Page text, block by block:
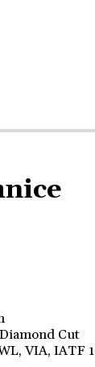
Cut
VIA, IATF